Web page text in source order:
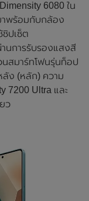
6080 ใน
าพร้อมกับกล้อง
ชิปเซ็ต
นการรับรองแสงสี
สมาร์ทโฟนรุ่นท็อป
ลัง (หลัก) ความ
7200 Ultra และ
ว